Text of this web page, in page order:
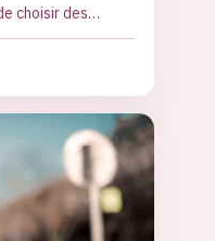
choisir des
vraiment.